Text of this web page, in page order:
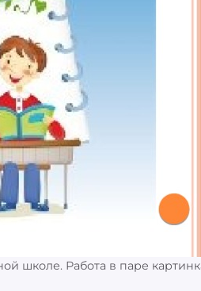
школе. Работа в паре